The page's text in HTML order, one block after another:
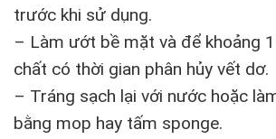
trước khi sử dụng.
– Làm ướt bề mặt và để khoảng
chất có thời gian phân hủy vết dơ.
– Tráng sạch lại với nước hoặc
bằng mop hay tấm sponge.